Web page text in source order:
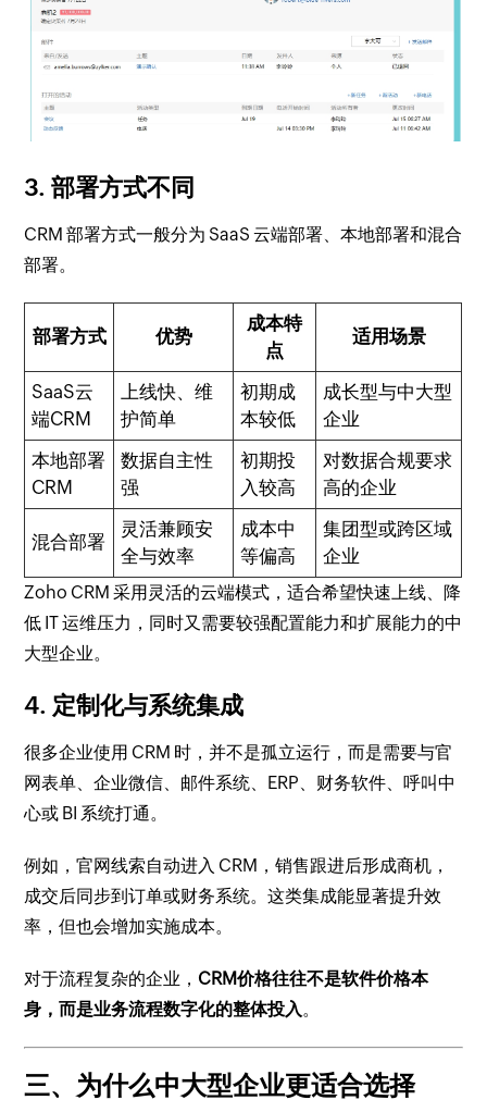
3. 部署方式不同
CRM 部署方式一般分为 SaaS 云端部署、本地部署和混合
部署。
部署方式 优势
成本特
点
适用场景
SaaS云
端CRM
上线快、维
护简单
初期成
本较低
成长型与中大型
企业
本地部署
CRM
数据自主性
强
初期投
入较高
对数据合规要求
高的企业
混合部署
灵活兼顾安
全与效率
成本中
等偏高
集团型或跨区域
企业
Zoho CRM 采用灵活的云端模式，适合希望快速上线、降
低 IT 运维压力，同时又需要较强配置能力和扩展能力的中
大型企业。
4. 定制化与系统集成
很多企业使用 CRM 时，并不是孤立运行，而是需要与官
网表单、企业微信、邮件系统、ERP、财务软件、呼叫中
心或 BI 系统打通。
例如，官网线索自动进入 CRM，销售跟进后形成商机，
成交后同步到订单或财务系统。这类集成能显著提升效
率，但也会增加实施成本。
对于流程复杂的企业， CRM价格往往不是软件价格本
身，而是业务流程数字化的整体投入 。
三、为什么中大型企业更适合选择